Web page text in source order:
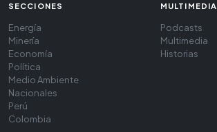
SECCIONES
Energía
Minería
Economía
Política
Medio Ambiente
Nacionales
Perú
Colombia
MULTIMEDIA
Podcasts
Multimedia
Historias